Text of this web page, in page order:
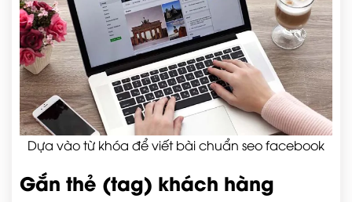
Dựa vào từ khóa để viết bài chuẩn seo facebook
Gắn thẻ (tag) khách hàng